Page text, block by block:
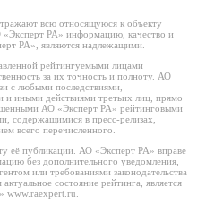
всю относящуюся к объекту
РА» информацию, качество и
РА», являются надлежащими.
рейтингуемыми лицами
за их точность и полноту. АО
с любыми последствиями,
и иными действиями третьих лиц, прямо
АО «Эксперт РА» рейтинговыми
содержащимися в пресс-релизах,
всего перечисленного.
её публикации. АО «Эксперт РА» вправе
без дополнительного уведомления,
или требованиями законодательства
состояние рейтинга, является
www.raexpert.ru.